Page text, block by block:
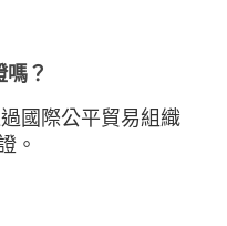
？
國際公平貿易組織
。